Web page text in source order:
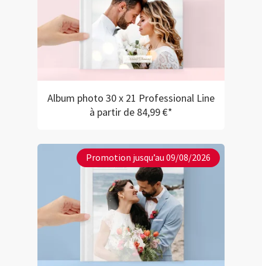
Album photo 30 x 21 Professional Line
à partir de 84,99 €*
Promotion jusqu’au 09/08/2026